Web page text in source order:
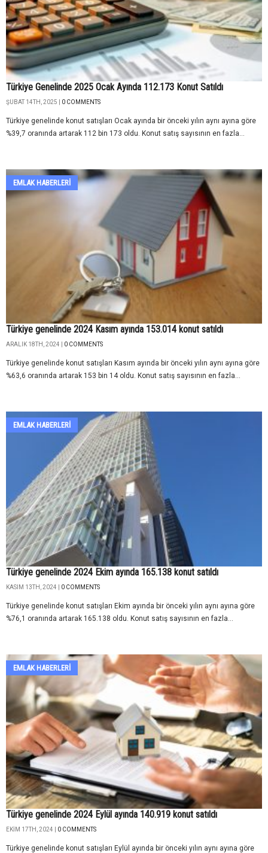
Türkiye Genelinde 2025 Ocak Ayında 112.173 Konut Satıldı
ŞUBAT 14TH, 2025 | 0 COMMENTS
Türkiye genelinde konut satışları Ocak ayında bir önceki yılın aynı ayına göre
%39,7 oranında artarak 112 bin 173 oldu. Konut satış sayısının en fazla...
EMLAK HABERLERI
Türkiye genelinde 2024 Kasım ayında 153.014 konut satıldı
ARALIK 18TH, 2024 | 0 COMMENTS
Türkiye genelinde konut satışları Kasım ayında bir önceki yılın aynı ayına göre
%63,6 oranında artarak 153 bin 14 oldu. Konut satış sayısının en fazla...
EMLAK HABERLERI
Türkiye genelinde 2024 Ekim ayında 165.138 konut satıldı
KASIM 13TH, 2024 | 0 COMMENTS
Türkiye genelinde konut satışları Ekim ayında bir önceki yılın aynı ayına göre
%76,1 oranında artarak 165.138 oldu. Konut satış sayısının en fazla...
EMLAK HABERLERI
Türkiye genelinde 2024 Eylül ayında 140.919 konut satıldı
EKIM 17TH, 2024 | 0 COMMENTS
Türkiye genelinde konut satışları Eylül ayında bir önceki yılın aynı ayına göre